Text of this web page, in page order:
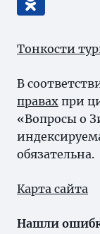
Тонкости
В
правах при
«Вопросы о
обязательна.
Карта сайта
Нашли